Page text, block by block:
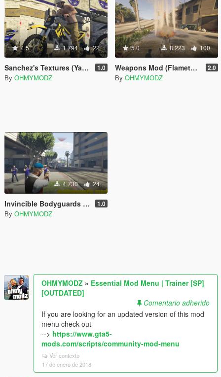
4.5 1.794 22
Sanchez's Textures (Yamaha, KTM, Monster Energy) 1.0
By OHMYMODZ
5.0 8.223 100
Weapons Mod (Flamethrower, Water, Flame, Steam, Flares, etc.) 2.0
By OHMYMODZ
4.730 24
Invincible Bodyguards Mod Railgun 1.0
By OHMYMODZ
OHMYMODZ » Essential Mod Menu | Trainer [SP]
[OUTDATED]
Comentario adherido
If you are looking for an updated version of this mod
menu check out
--> https://www.gta5-
mods.com/scripts/community-mod-menu
Ver contexto
17 de enero de 2018